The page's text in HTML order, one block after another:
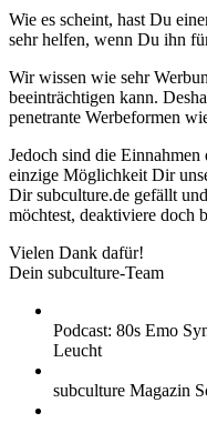
Wie es scheint, hast Du
sehr helfen, wenn Du ihn
Wir wissen wie sehr
beeinträchtigen kann.
penetrante Werbeformen
Jedoch sind die
einzige Möglichkeit Dir
Dir subculture.de gefällt
möchtest, deaktiviere doch
Vielen Dank dafür!
Dein subculture-Team
Podcast: 80s Emo
Leucht
subculture Magazin